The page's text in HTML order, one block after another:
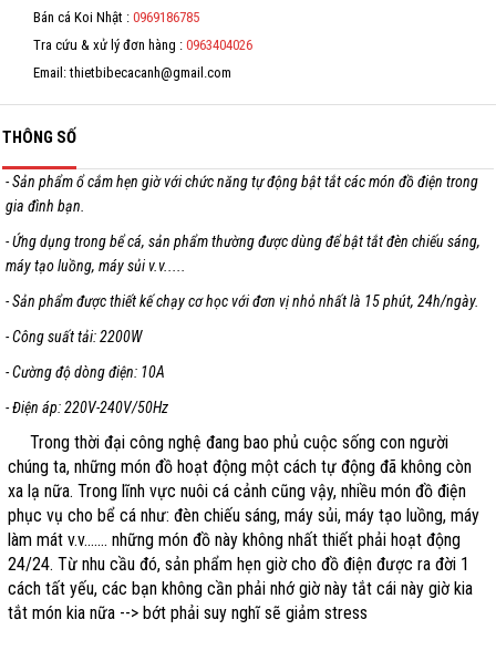
Bán cá Koi Nhật : 0969186785
Tra cứu & xử lý đơn hàng : 0963404026
Email: thietbibecacanh@gmail.com
THÔNG SỐ
- Sản phẩm ổ cắm hẹn giờ với chức năng tự động bật tắt các món đồ điện trong
gia đình bạn.
- Ứng dụng trong bể cá, sản phẩm thường được dùng để bật tắt đèn chiếu sáng,
máy tạo luồng, máy sủi v.v.....
- Sản phẩm được thiết kế chạy cơ học với đơn vị nhỏ nhất là 15 phút, 24h/ngày.
- Công suất tải: 2200W
- Cường độ dòng điện: 10A
- Điện áp: 220V-240V/50Hz
Trong thời đại công nghệ đang bao phủ cuộc sống con người
chúng ta, những món đồ hoạt động một cách tự động đã không còn
xa lạ nữa. Trong lĩnh vực nuôi cá cảnh cũng vậy, nhiều món đồ điện
phục vụ cho bể cá như: đèn chiếu sáng, máy sủi, máy tạo luồng, máy
làm mát v.v....... những món đồ này không nhất thiết phải hoạt động
24/24. Từ nhu cầu đó, sản phẩm hẹn giờ cho đồ điện được ra đời 1
cách tất yếu, các bạn không cần phải nhớ giờ này tắt cái này giờ kia
tắt món kia nữa --> bớt phải suy nghĩ sẽ giảm stress